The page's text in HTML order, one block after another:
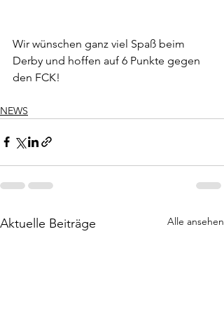
Wir wünschen ganz viel Spaß beim
Derby und hoffen auf 6 Punkte gegen
den FCK!
NEWS
Aktuelle Beiträge Alle ansehen